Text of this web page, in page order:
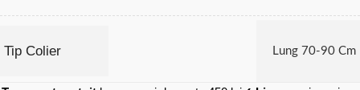
Tip Colier Lung 70-90 Cm